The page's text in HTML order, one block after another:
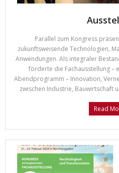
Parallel zum Kongress
zukunftsweisende Technologien,
Anwendungen. Als integraler
förderte die Fachausstellung –
Abendprogramm – Innovation,
zwischen Industrie, Bauwirtschaft
Read